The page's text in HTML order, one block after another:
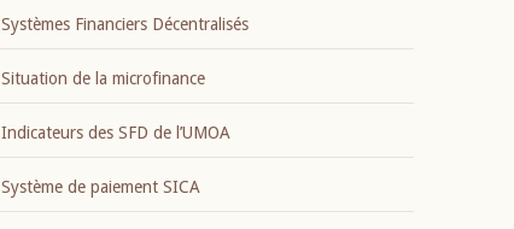
Systèmes Financiers Décentralisés
Situation de la microfinance
Indicateurs des SFD de l’UMOA
Système de paiement SICA